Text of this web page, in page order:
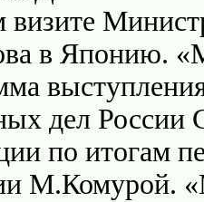
визите
в Японию.
дел России
по итогам
М.Комурой.